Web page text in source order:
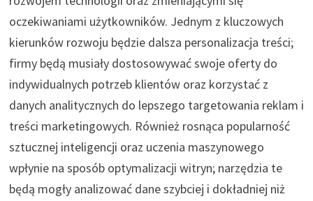
oczekiwaniami użytkowników. Jednym z kluczowych
kierunków rozwoju będzie dalsza personalizacja treści;
firmy będą musiały dostosowywać swoje oferty do
indywidualnych potrzeb klientów oraz korzystać z
danych analitycznych do lepszego targetowania reklam i
treści marketingowych. Również rosnąca popularność
sztucznej inteligencji oraz uczenia maszynowego
wpłynie na sposób optymalizacji witryn; narzędzia te
będą mogły analizować dane szybciej i dokładniej niż